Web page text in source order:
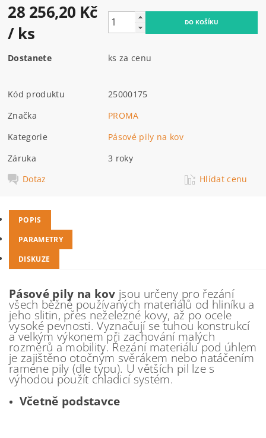
28 256,20 Kč
/ ks
Dostanete ks za cenu
Kód produktu
25000175
Značka
PROMA
Kategorie
Pásové pily na kov
Záruka
3 roky
Dotaz
Hlídat cenu
POPIS
PARAMETRY
DISKUZE
Pásové pily na kov jsou určeny pro řezání
všech běžně používaných materiálů od hliníku a
jeho slitin, přes neželezné kovy, až po ocele
vysoké pevnosti. Vyznačují se tuhou konstrukcí
a velkým výkonem při zachování malých
rozměrů a mobility. Řezání materiálu pod úhlem
je zajištěno otočným svěrákem nebo natáčením
ramene pily (dle typu). U větších pil lze s
výhodou použít chladicí systém.
Včetně podstavce